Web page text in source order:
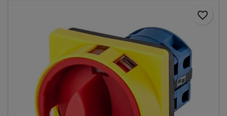
favorite_border